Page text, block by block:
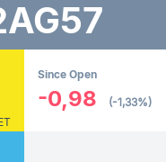
Since Open
-0,98 (-1,33%)